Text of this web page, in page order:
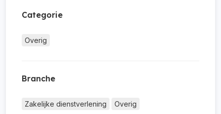
Categorie
Overig
Branche
Zakelijke dienstverlening Overig